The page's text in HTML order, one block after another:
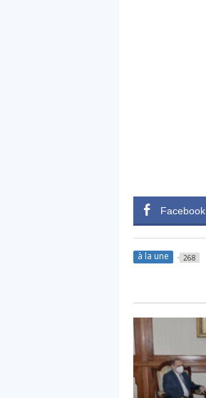
Facebook
à la une 268